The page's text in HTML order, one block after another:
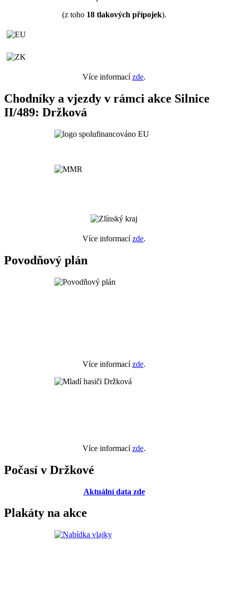
(z toho 18tlakových přípojek).
Více informacízde.
Chodníky a vjezdy v rámci akce Silnice
II/489: Držková
Více informacízde.
Povodňový plán
Více informacízde.
Více informacízde.
Počasí v Držkové
Aktuální data zde
Plakáty na akce